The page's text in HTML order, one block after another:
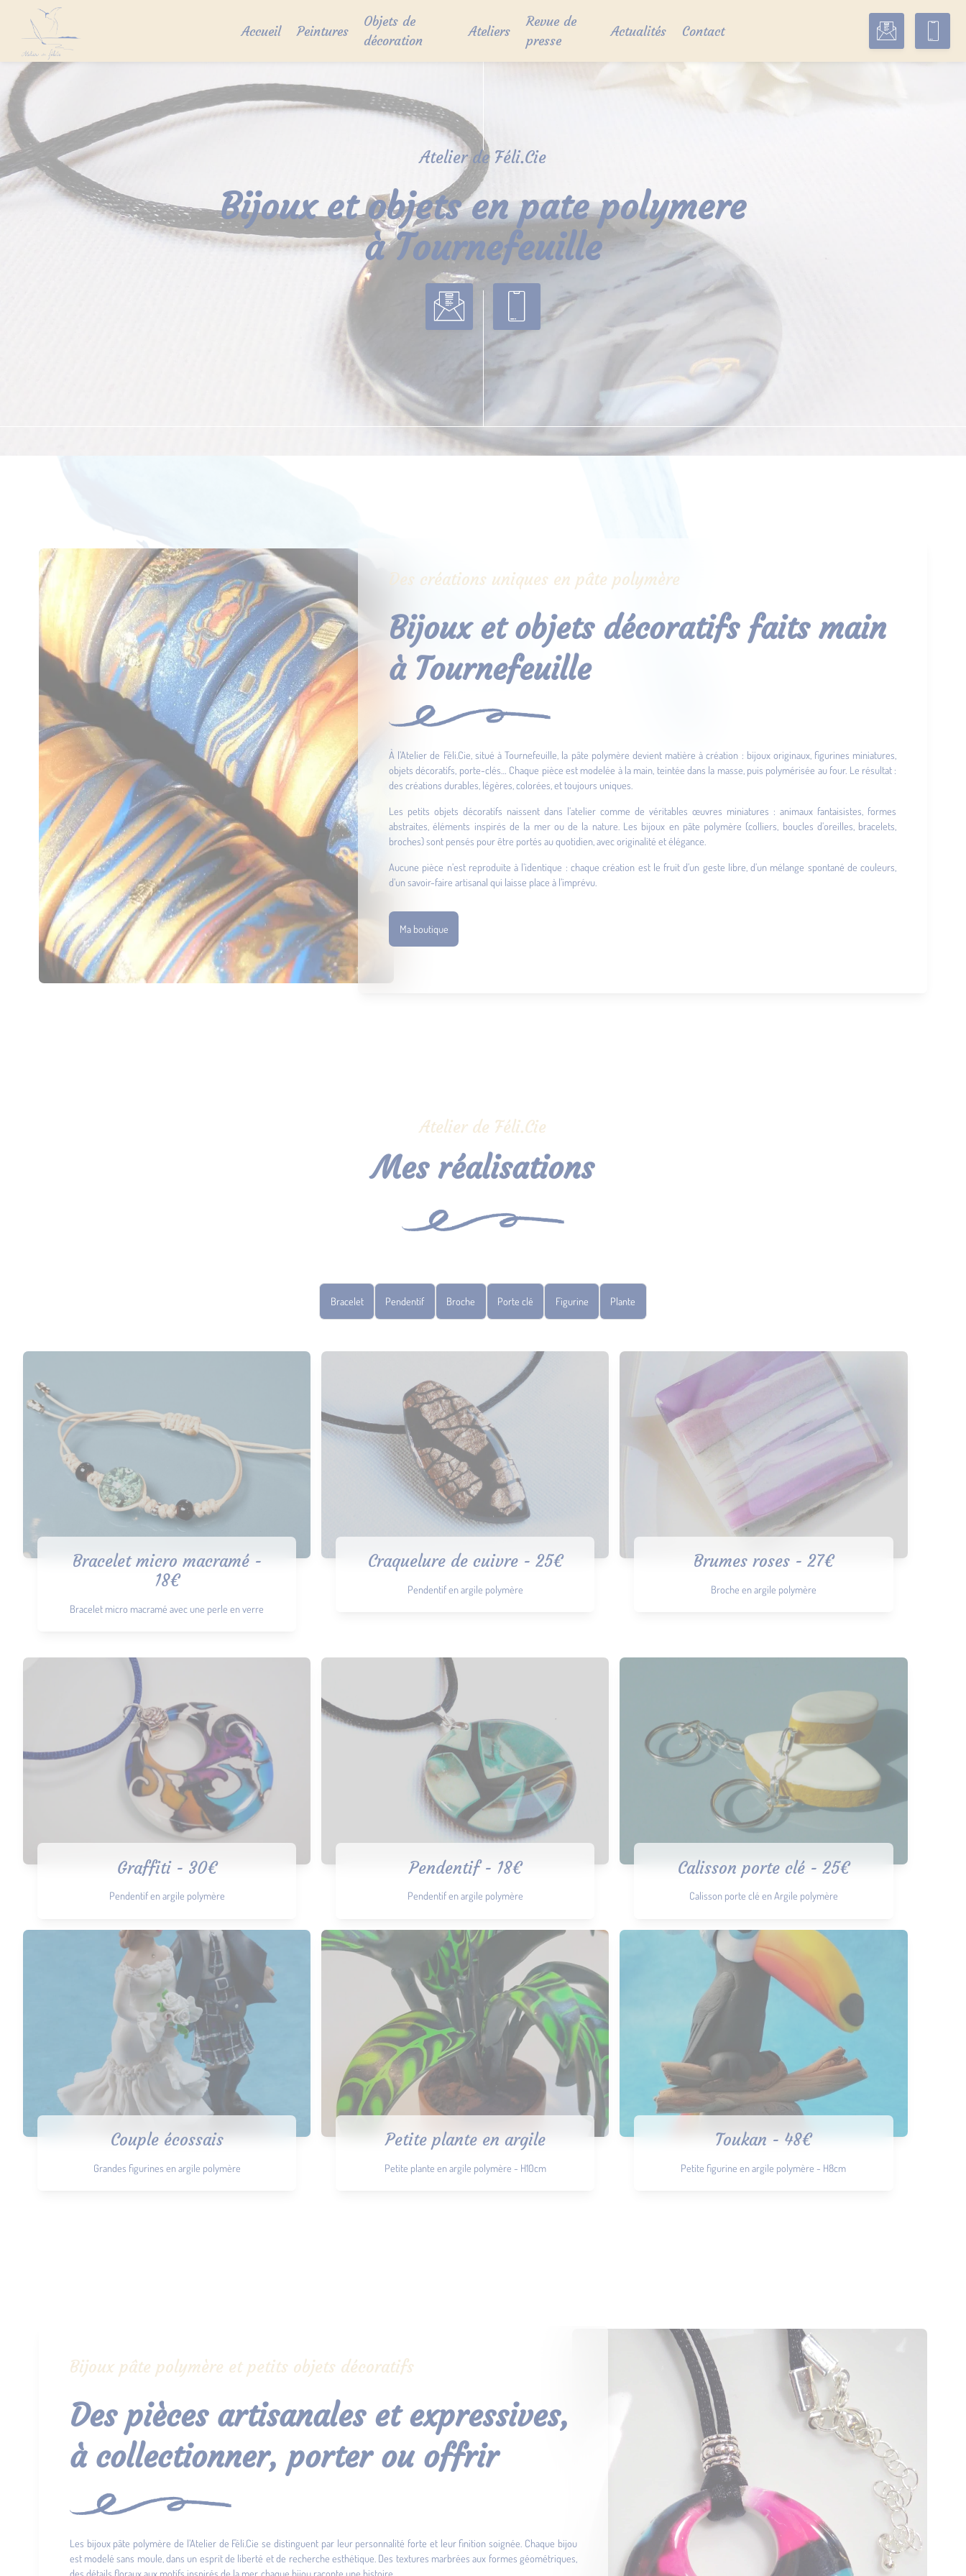
content
Accueil Peintures
Objets de
décoration
Ateliers
Revue de
presse
Actualités Contact
Atelier de Féli.Cie
Bijoux et objets en pate polymere
à Tournefeuille
Des créations uniques en pâte polymère
Bijoux et objets décoratifs faits main
à Tournefeuille
À l’Atelier de Féli.Cie, situé à Tournefeuille, la pâte polymère devient matière à création : bijoux originaux, figurines miniatures,
objets décoratifs, porte-clés… Chaque pièce est modelée à la main, teintée dans la masse, puis polymérisée au four. Le résultat :
des créations durables, légères, colorées, et toujours uniques.
Les petits objets décoratifs naissent dans l’atelier comme de véritables œuvres miniatures : animaux fantaisistes, formes
abstraites, éléments inspirés de la mer ou de la nature. Les bijoux en pâte polymère (colliers, boucles d’oreilles, bracelets,
broches) sont pensés pour être portés au quotidien, avec originalité et élégance.
Aucune pièce n’est reproduite à l’identique : chaque création est le fruit d’un geste libre, d’un mélange spontané de couleurs,
d’un savoir-faire artisanal qui laisse place à l’imprévu.
Ma boutique
Atelier de Féli.Cie
Mes réalisations
Bracelet Pendentif Broche Porte clé Figurine Plante
Bracelet micro macramé -
18€
Bracelet micro macramé avec une perle en verre
Craquelure de cuivre - 25€
Pendentif en argile polymère
Brumes roses - 27€
Broche en argile polymère
Graffiti - 30€
Pendentif en argile polymère
Pendentif - 18€
Pendentif en argile polymère
Calisson porte clé - 25€
Calisson porte clé en Argile polymère
Couple écossais
Grandes figurines en argile polymère
Petite plante en argile
Petite plante en argile polymère - H10cm
Toukan - 48€
Petite figurine en argile polymère - H8cm
Bijoux pâte polymère et petits objets décoratifs
Des pièces artisanales et expressives,
à collectionner, porter ou offrir
Les bijoux pâte polymère de l’Atelier de Féli.Cie se distinguent par leur personnalité forte et leur finition soignée. Chaque bijou
est modelé sans moule, dans un esprit de liberté et de recherche esthétique. Des textures marbrées aux formes géométriques,
des détails floraux aux motifs inspirés de la mer, chaque bijou raconte une histoire.